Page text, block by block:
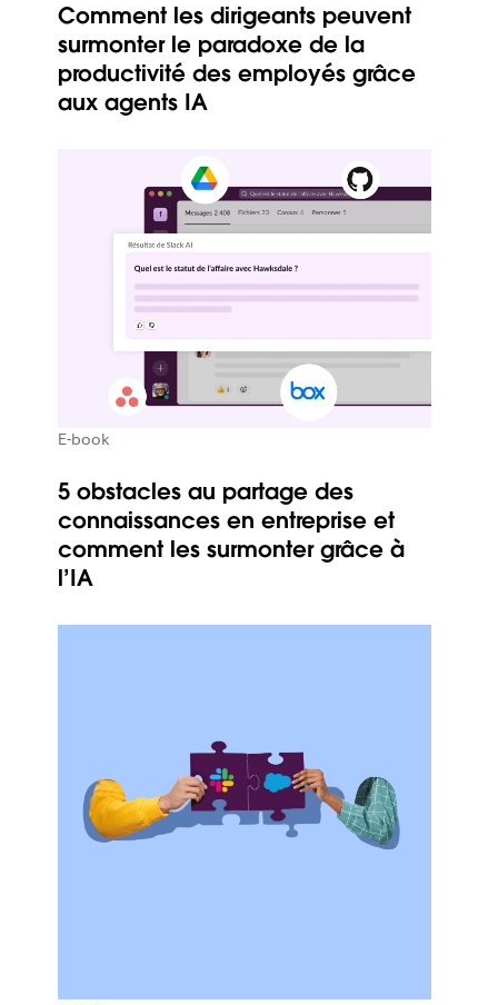
Comment les dirigeants peuvent
surmonter le paradoxe de la
productivité des employés grâce
aux agents IA
E-book
5 obstacles au partage des
connaissances en entreprise et
comment les surmonter grâce à
l’IA